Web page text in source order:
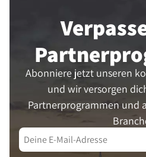
Abonniere jetzt unseren
und wir versorgen
Partnerprogrammen und